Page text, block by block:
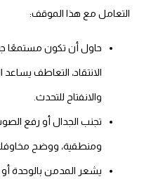
التعامل مع هذا الموقف:
حاول أن تكون مستمعًا
الانتقاد، التعاطف
والانفتاح للتحدث.
تجنب الجدال أو رفع
ومنطقية، ووضح
يشعر المدمن بالوحدة